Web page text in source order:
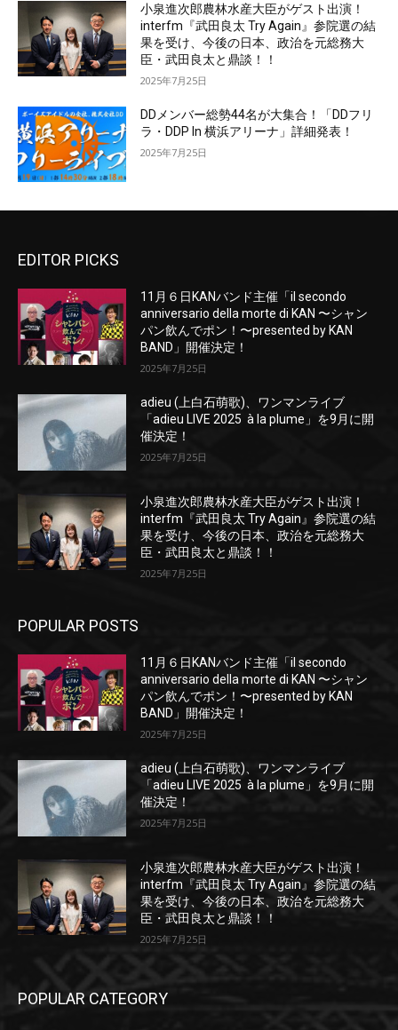
小泉進次郎農林水産大臣がゲスト出演！
interfm『武田良太 Try Again』参院選の結
果を受け、今後の日本、政治を元総務大
臣・武田良太と鼎談！！
2025年7月25日
DDメンバー総勢44名が大集合！「DDフリ
ラ・DDP In 横浜アリーナ」詳細発表！
2025年7月25日
EDITOR PICKS
11月６日KANバンド主催「il secondo
anniversario della morte di KAN 〜シャン
パン飲んでポン！〜presented by KAN
BAND」開催決定！
2025年7月25日
adieu (上白石萌歌)、ワンマンライブ
「adieu LIVE 2025 à la plume」を9月に開
催決定！
2025年7月25日
小泉進次郎農林水産大臣がゲスト出演！
interfm『武田良太 Try Again』参院選の結
果を受け、今後の日本、政治を元総務大
臣・武田良太と鼎談！！
2025年7月25日
POPULAR POSTS
11月６日KANバンド主催「il secondo
anniversario della morte di KAN 〜シャン
パン飲んでポン！〜presented by KAN
BAND」開催決定！
2025年7月25日
adieu (上白石萌歌)、ワンマンライブ
「adieu LIVE 2025 à la plume」を9月に開
催決定！
2025年7月25日
小泉進次郎農林水産大臣がゲスト出演！
interfm『武田良太 Try Again』参院選の結
果を受け、今後の日本、政治を元総務大
臣・武田良太と鼎談！！
2025年7月25日
POPULAR CATEGORY